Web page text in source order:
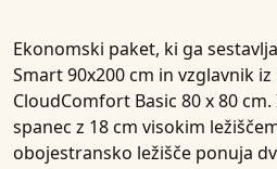
Ekonomski paket, ki ga
Smart 90x200 cm in vzglavnik
CloudComfort Basic 80 x 80
spanec z 18 cm visokim
obojestransko ležišče ponuja